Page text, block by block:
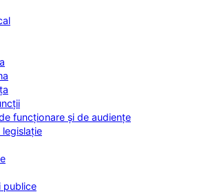
funcționare și de audiențe
legislație
publice